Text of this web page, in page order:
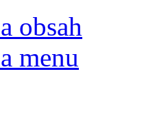
obsah
menu